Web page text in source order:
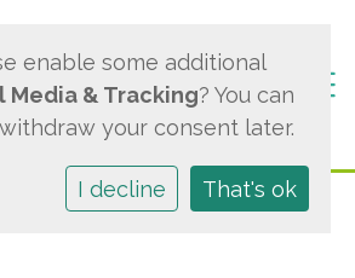
enable some additional
Media & Tracking? You can
your consent later.
I decline That's ok